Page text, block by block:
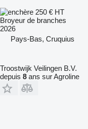
250 € HT
Broyeur de branches
2026
Pays-Bas, Cruquius
Troostwijk Veilingen B.V.
depuis 8 ans sur Agroline